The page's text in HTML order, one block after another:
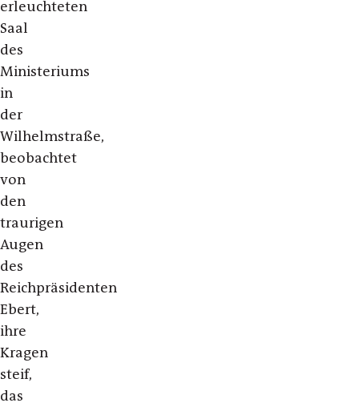
erleuchteten
Saal
des
Ministeriums
in
der
Wilhelmstraße,
beobachtet
von
den
traurigen
Augen
des
Reichpräsidenten
Ebert,
ihre
Kragen
steif,
das